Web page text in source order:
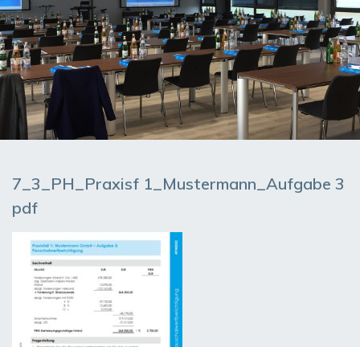
7_3_PH_Praxisf 1_Mustermann_Aufgabe 3
pdf